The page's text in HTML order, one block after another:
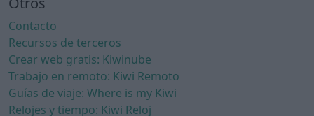
Contacto
Recursos de terceros
Crear web gratis: Kiwinube
Trabajo en remoto: Kiwi Remoto
Guías de viaje: Where is my Kiwi
Relojes y tiempo: Kiwi Reloj